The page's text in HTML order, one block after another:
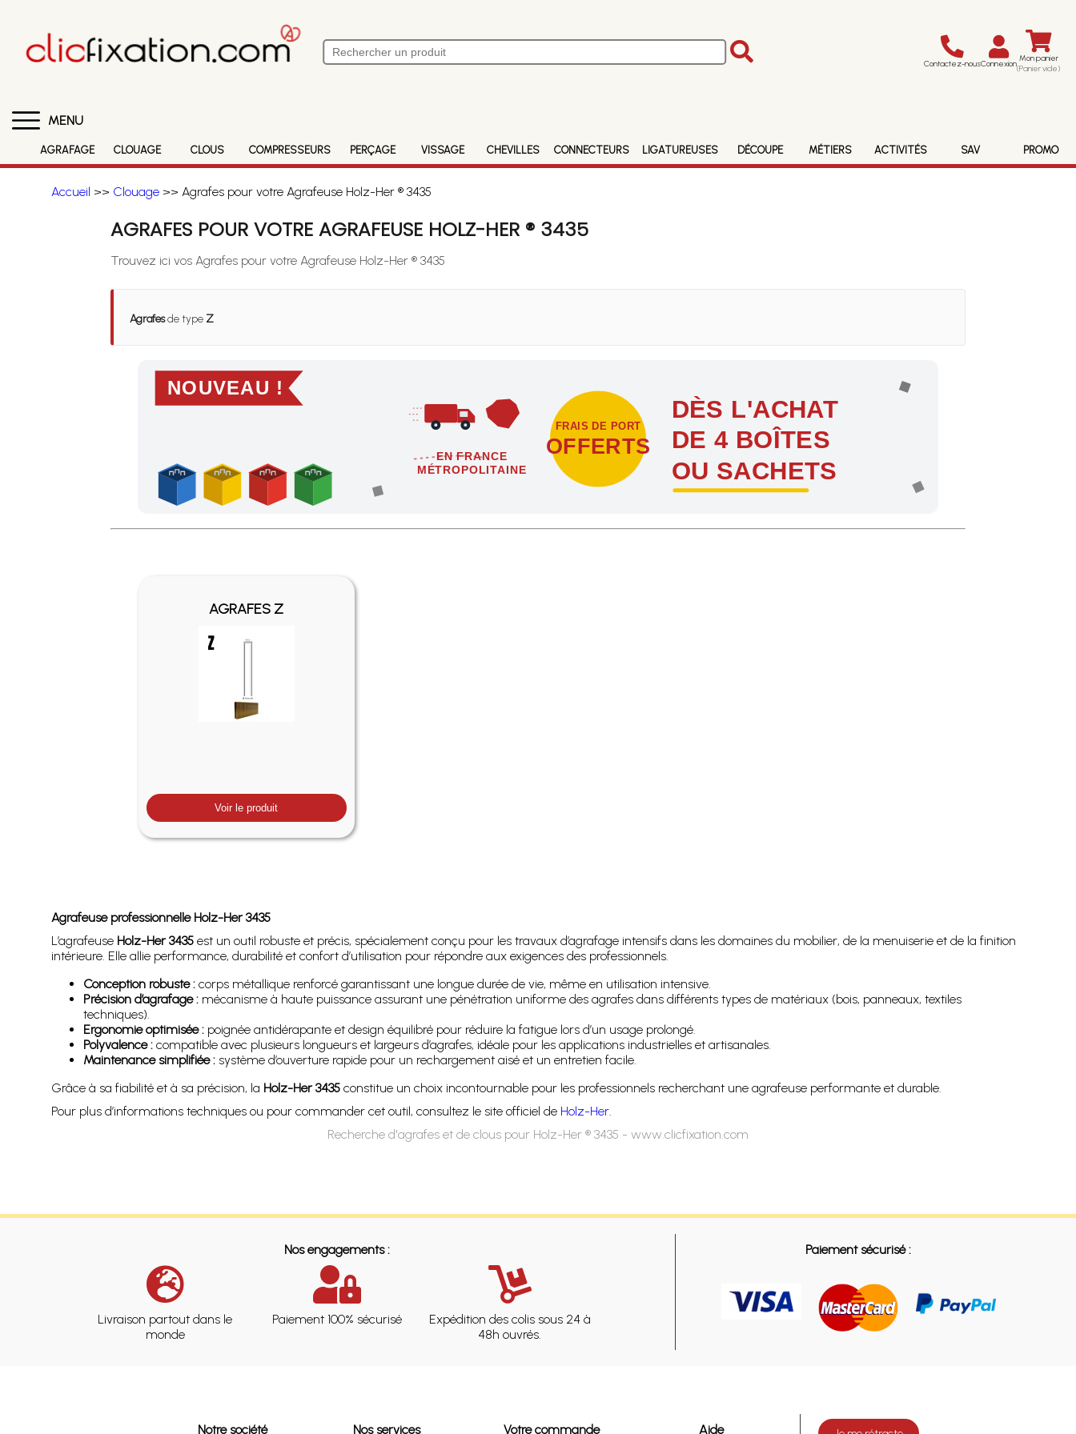
Contactez-nousConnexion Mon panier
(Panier vide)
MENU
AGRAFAGE CLOUAGE CLOUS COMPRESSEURS PERÇAGE VISSAGE CHEVILLES CONNECTEURS LIGATUREUSES DÉCOUPE MÉTIERS ACTIVITÉS SAV PROMO
Accueil >> Clouage>> Agrafes pour votre Agrafeuse Holz-Her ® 3435
AGRAFES POUR VOTRE AGRAFEUSE HOLZ-HER ® 3435
Trouvez ici vos Agrafes pour votre Agrafeuse Holz-Her ® 3435
Agrafesde type Z
NOUVEAU !
EN FRANCE
MÉTROPOLITAINE
FRAIS DE PORT
OFFERTS
DÈS L'ACHAT
DE 4 BOÎTES
OU SACHETS
Profitez des Frais de port offerts en France métropolitaine dès l'achat de 4 sachets ou boîtes d'agrafes ou de pointes !
AGRAFES Z
Voir le produit
Agrafeuse professionnelle Holz-Her 3435
L’agrafeuse Holz-Her 3435est un outil robuste et précis, spécialement conçu pour les travaux d’agrafage intensifs dans les domaines du mobilier, de la menuiserie et de la finition
intérieure. Elle allie performance, durabilité et confort d’utilisation pour répondre aux exigences des professionnels.
Conception robuste :corps métallique renforcé garantissant une longue durée de vie, même en utilisation intensive.
Précision d’agrafage :mécanisme à haute puissance assurant une pénétration uniforme des agrafes dans différents types de matériaux (bois, panneaux, textiles
techniques).
Ergonomie optimisée :poignée antidérapante et design équilibré pour réduire la fatigue lors d’un usage prolongé.
Polyvalence :compatible avec plusieurs longueurs et largeurs d’agrafes, idéale pour les applications industrielles et artisanales.
Maintenance simplifiée :système d’ouverture rapide pour un rechargement aisé et un entretien facile.
Grâce à sa fiabilité et à sa précision, la Holz-Her 3435constitue un choix incontournable pour les professionnels recherchant une agrafeuse performante et durable.
Pour plus d’informations techniques ou pour commander cet outil, consultez le site officiel de Holz-Her.
Recherche d'agrafes et de clous pour Holz-Her ® 3435 - www.clicfixation.com
Nos engagements :
Livraison partout dans le
monde
Paiement 100% sécurisé
Expédition des colis sous 24 à
48h ouvrés.
Paiement sécurisé :
Notre société Nos services Votre commande Aide